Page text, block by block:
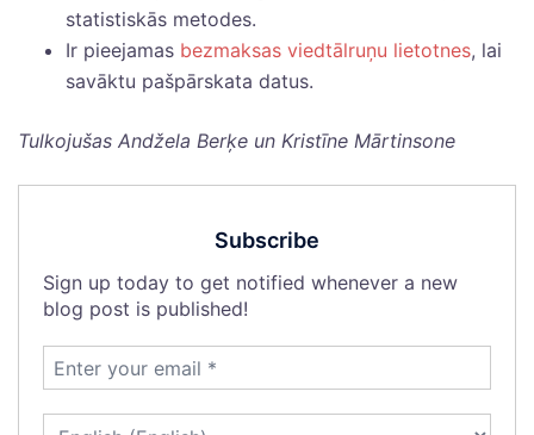
statistiskās metodes.
Ir pieejamas bezmaksas viedtālruņu lietotnes, lai
savāktu pašpārskata datus.
Tulkojušas Andžela Berķe un Kristīne Mārtinsone
Subscribe
Sign up today to get notified whenever a new
blog post is published!